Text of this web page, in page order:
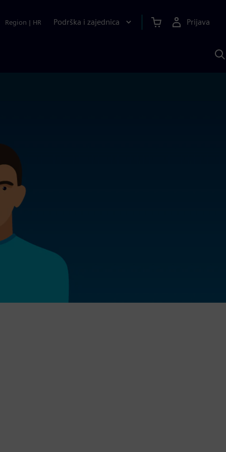
Region | HR Podrška i zajednica
Prijava